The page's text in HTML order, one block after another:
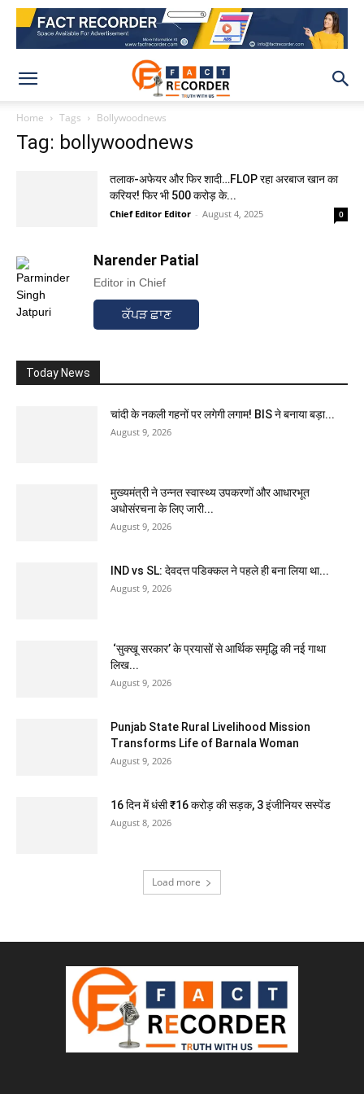
Home Tags Bollywoodnews
Tag: bollywoodnews
तलाक-अफेयर और फिर शादी…FLOP रहा अरबाज खान का
करियर! फिर भी 500 करोड़ के...
Chief Editor Editor - August 4, 2025 0
Narender Patial
Editor in Chief
ਕੱਪੜ ਛਾਣ
Today News
चांदी के नकली गहनों पर लगेगी लगाम! BIS ने बनाया बड़ा...
August 9, 2026
मुख्यमंत्री ने उन्नत स्वास्थ्य उपकरणों और आधारभूत
अधोसंरचना के लिए जारी...
August 9, 2026
IND vs SL: देवदत्त पडिक्कल ने पहले ही बना लिया था...
August 9, 2026
‘सुक्खू सरकार’ के प्रयासों से आर्थिक समृद्धि की नई गाथा
लिख...
August 9, 2026
Punjab State Rural Livelihood Mission
Transforms Life of Barnala Woman
August 9, 2026
16 दिन में धंसी ₹16 करोड़ की सड़क, 3 इंजीनियर सस्पेंड
August 8, 2026
Load more